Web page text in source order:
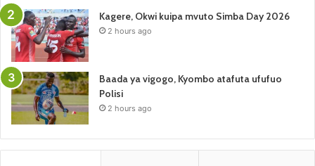
Kagere, Okwi kuipa mvuto Simba Day 2026
2 hours ago
Baada ya vigogo, Kyombo atafuta ufufuo
Polisi
2 hours ago